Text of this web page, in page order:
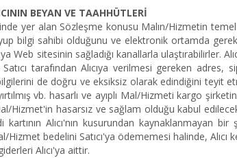
BEYAN VE TAAHHÜTLERİ
yer alan Sözleşme konusu Malın/Hizmetin
bilgi sahibi olduğunu ve elektronik ortamda
Web sitesinin sağladığı kanallarla
tarafından Alıcıya verilmesi gereken
de doğru ve eksiksiz olarak edindiğini teyit
vb. hasarlı ve ayıplı Mal/Hizmeti kargo
Hizmet'in hasarsız ve sağlam olduğu kabul
kartının Alıcı'nın kusurundan kaynaklanmayan
Hizmet bedelini Satıcı'ya ödememesi halinde,
Alıcı'ya aittir.